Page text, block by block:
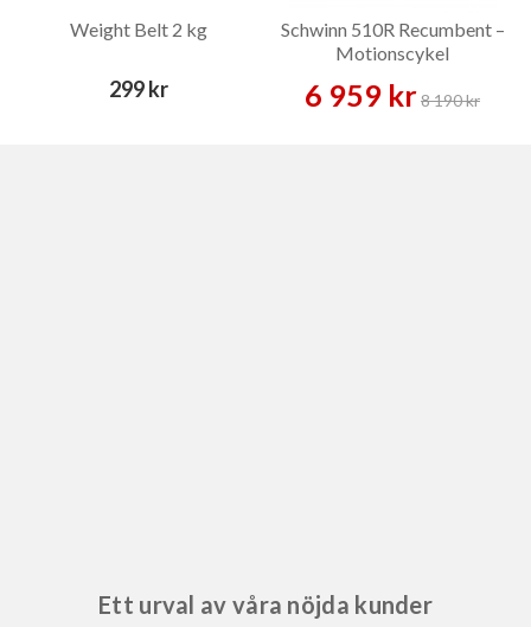
Weight Belt 2 kg
299 kr
Schwinn 510R Recumbent –
Motionscykel
6 959 kr8 190 kr
Ett urval av våra nöjda kunder